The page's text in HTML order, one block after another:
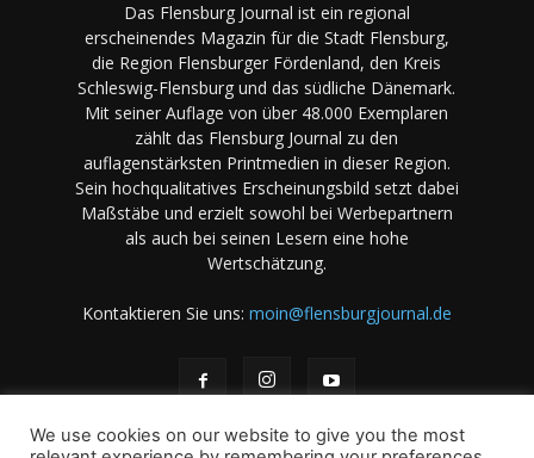
Das Flensburg Journal ist ein regional
erscheinendes Magazin für die Stadt Flensburg,
die Region Flensburger Fördenland, den Kreis
Schleswig-Flensburg und das südliche Dänemark.
Mit seiner Auflage von über 48.000 Exemplaren
zählt das Flensburg Journal zu den
auflagenstärksten Printmedien in dieser Region.
Sein hochqualitatives Erscheinungsbild setzt dabei
Maßstäbe und erzielt sowohl bei Werbepartnern
als auch bei seinen Lesern eine hohe
Wertschätzung.
Kontaktieren Sie uns: moin@flensburgjournal.de
We use cookies on our website to give you the most